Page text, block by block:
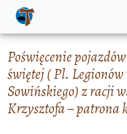
Poświęcenie
świętej ( Pl.
Sowińskiego) z racji
Krzysztofa – patrona